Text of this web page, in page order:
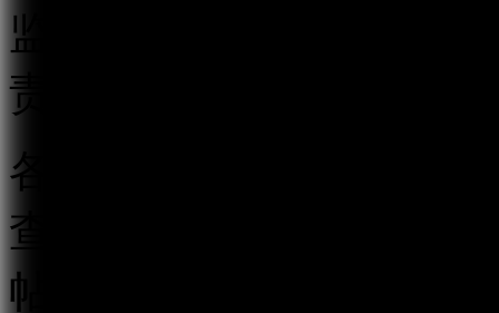
监督管理执法工作。地
责本行政区域的跟帖评
各级互联网信息办公室
查相结合的监督管理制
帖评论服务行为。